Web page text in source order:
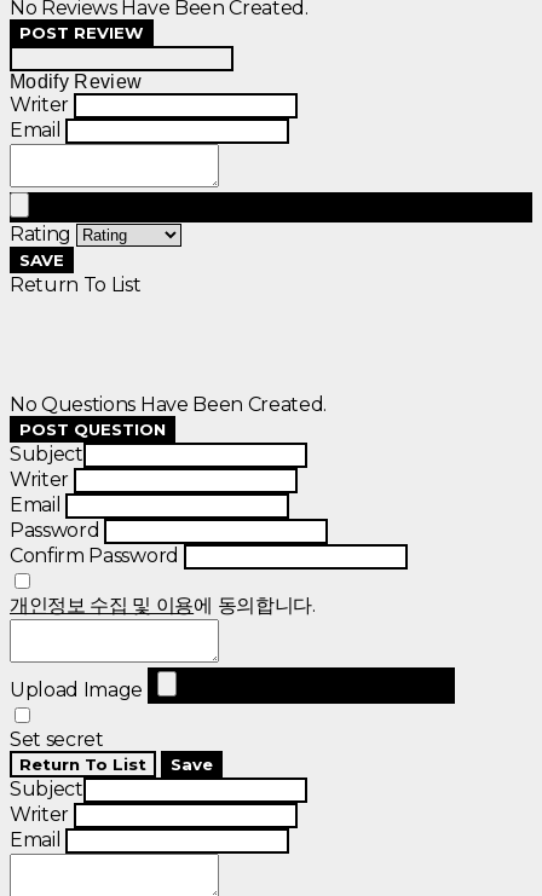
No Reviews Have Been Created.
POST REVIEW
Modify Review
Writer
Email
Rating
SAVE
Return To List
No Questions Have Been Created.
POST QUESTION
Subject
Writer
Email
Password
Confirm Password
개인정보 수집 및 이용에 동의합니다.
Upload Image
Set secret
Return To List Save
Subject
Writer
Email